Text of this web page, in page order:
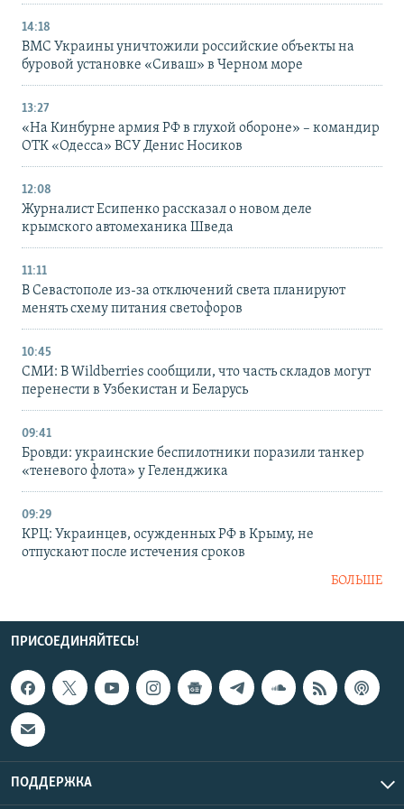
14:18
ВМС Украины уничтожили российские объекты на
буровой установке «Сиваш» в Черном море
13:27
«На Кинбурне армия РФ в глухой обороне» – командир
ОТК «Одесса» ВСУ Денис Носиков
12:08
Журналист Есипенко рассказал о новом деле
крымского автомеханика Шведа
11:11
В Севастополе из-за отключений света планируют
менять схему питания светофоров
10:45
СМИ: В Wildberries сообщили, что часть складов могут
перенести в Узбекистан и Беларусь
09:41
Бровди: украинские беспилотники поразили танкер
«теневого флота» у Геленджика
09:29
КРЦ: Украинцев, осужденных РФ в Крыму, не
отпускают после истечения сроков
БОЛЬШЕ
ПРИСОЕДИНЯЙТЕСЬ!
ПОДДЕРЖКА